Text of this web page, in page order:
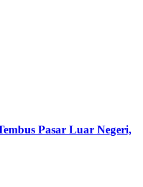
Pasar Luar Negeri,